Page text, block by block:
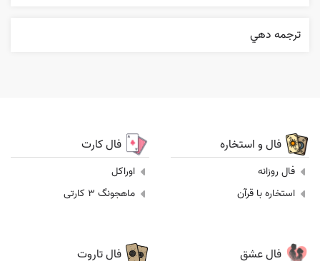
ترجمه دهي
فال و استخاره
فال روزانه
استخاره با قرآن
فال کارت
اوراکل
ماهجونگ 3 کارتی
فال عشق فال تاروت